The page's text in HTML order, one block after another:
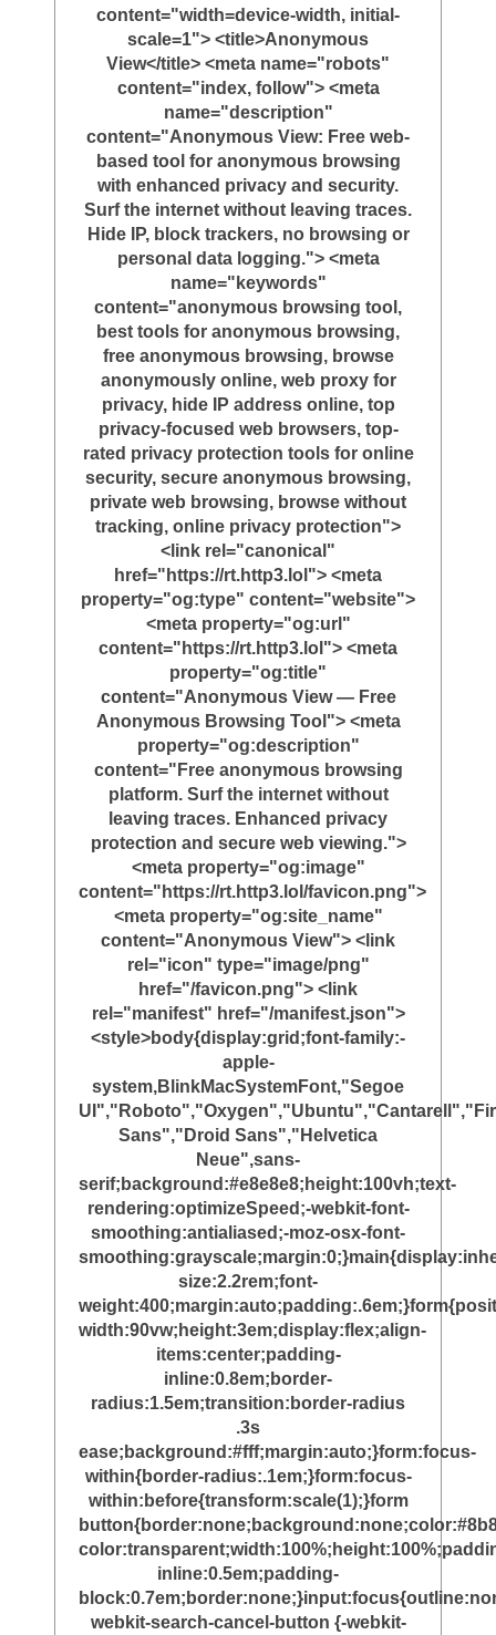
content="width=device-width, initial-
scale=1"> <title>Anonymous
View</title> <meta name="robots"
content="index, follow"> <meta
name="description"
content="Anonymous View: Free web-
based tool for anonymous browsing
with enhanced privacy and security.
Surf the internet without leaving traces.
Hide IP, block trackers, no browsing or
personal data logging."> <meta
name="keywords"
content="anonymous browsing tool,
best tools for anonymous browsing,
free anonymous browsing, browse
anonymously online, web proxy for
privacy, hide IP address online, top
privacy-focused web browsers, top-
rated privacy protection tools for online
security, secure anonymous browsing,
private web browsing, browse without
tracking, online privacy protection">
<link rel="canonical"
href="https://rt.http3.lol"> <meta
property="og:type" content="website">
<meta property="og:url"
content="https://rt.http3.lol"> <meta
property="og:title"
content="Anonymous View — Free
Anonymous Browsing Tool"> <meta
property="og:description"
content="Free anonymous browsing
platform. Surf the internet without
leaving traces. Enhanced privacy
protection and secure web viewing.">
<meta property="og:image"
content="https://rt.http3.lol/favicon.png">
<meta property="og:site_name"
content="Anonymous View"> <link
rel="icon" type="image/png"
href="/favicon.png"> <link
rel="manifest" href="/manifest.json">
<style>body{display:grid;font-family:-
apple-
system,BlinkMacSystemFont,"Segoe
Sans","Droid Sans","Helvetica
Neue",sans-
serif;background:#e8e8e8;height:100vh;text-
rendering:optimizeSpeed;-webkit-font-
smoothing:antialiased;-moz-osx-font-
size:2.2rem;font-
width:90vw;height:3em;display:flex;align-
items:center;padding-
inline:0.8em;border-
radius:1.5em;transition:border-radius
.3s
ease;background:#fff;margin:auto;}form:focus-
within{border-radius:.1em;}form:focus-
within:before{transform:scale(1);}form
inline:0.5em;padding-
webkit-search-cancel-button {-webkit-